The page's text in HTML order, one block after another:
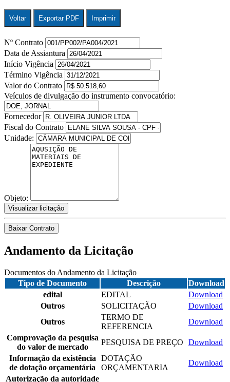
Voltar Exportar PDF Imprimir
Nº Contrato
Data de Assiantura
Início Vigência
Término Vigência
Valor do Contrato
Veículos de divulgação do instrumento convocatório:
Fornecedor
Fiscal do Contrato
Unidade:
Objeto:
Visualizar licitação
Baixar Contrato
Andamento da Licitação
Documentos do Andamento da Licitação
Tipo de Documento
Descrição
Download
edital
EDITAL
Download
Outros
SOLICITAÇÃO
Download
Outros
TERMO DE
REFERENCIA
Download
Comprovação da pesquisa
do valor de mercado
PESQUISA DE PREÇO
Download
Informação da existência
de dotação orçamentária
DOTAÇÃO
ORÇAMENTARIA
Download
Autorização da autoridade